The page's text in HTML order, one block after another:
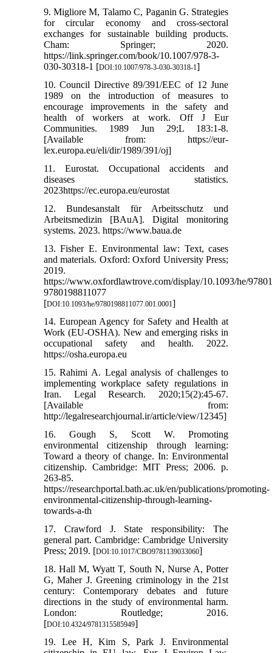
9. Migliore M, Talamo C, Paganin G. Strategies
for circular economy and cross-sectoral
exchanges for sustainable building products.
Cham: Springer; 2020.
https://link.springer.com/book/10.1007/978-3-
030-30318-1 [DOI:10.1007/978-3-030-30318-1]
10. Council Directive 89/391/EEC of 12 June
1989 on the introduction of measures to
encourage improvements in the safety and
health of workers at work. Off J Eur
Communities. 1989 Jun 29;L 183:1-8.
[Available from: https://eur-
lex.europa.eu/eli/dir/1989/391/oj]
11. Eurostat. Occupational accidents and
diseases statistics.
2023https://ec.europa.eu/eurostat
12. Bundesanstalt für Arbeitsschutz und
Arbeitsmedizin [BAuA]. Digital monitoring
systems. 2023. https://www.baua.de
13. Fisher E. Environmental law: Text, cases
and materials. Oxford: Oxford University Press;
2019.
https://www.oxfordlawtrove.com/display/10.1093/he/
9780198811077
[DOI:10.1093/he/9780198811077.001.0001]
14. European Agency for Safety and Health at
Work (EU-OSHA). New and emerging risks in
occupational safety and health. 2022.
https://osha.europa.eu
15. Rahimi A. Legal analysis of challenges to
implementing workplace safety regulations in
Iran. Legal Research. 2020;15(2):45-67.
[Available from:
http://legalresearchjournal.ir/article/view/12345]
16. Gough S, Scott W. Promoting
environmental citizenship through learning:
Toward a theory of change. In: Environmental
citizenship. Cambridge: MIT Press; 2006. p.
263-85.
https://researchportal.bath.ac.uk/en/publications/promoting-
environmental-citizenship-through-learning-
towards-a-th
17. Crawford J. State responsibility: The
general part. Cambridge: Cambridge University
Press; 2019. [DOI:10.1017/CBO9781139033060]
18. Hall M, Wyatt T, South N, Nurse A, Potter
G, Maher J. Greening criminology in the 21st
century: Contemporary debates and future
directions in the study of environmental harm.
London: Routledge; 2016.
[DOI:10.4324/9781315585949]
19. Lee H, Kim S, Park J. Environmental